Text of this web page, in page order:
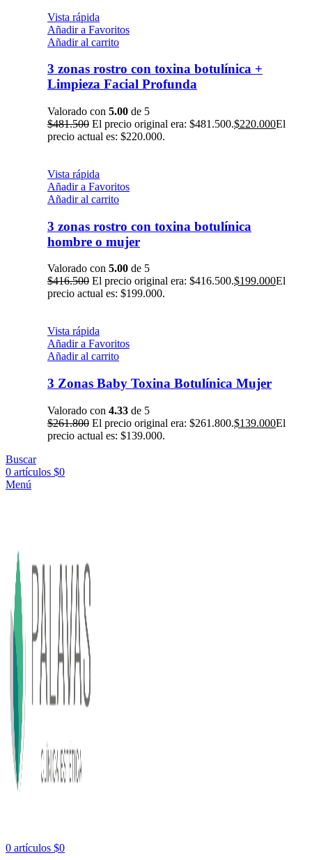
Vista rápida
Añadir a Favoritos
Añadir al carrito
3 zonas rostro con toxina botulínica +
Limpieza Facial Profunda
Valorado con 5.00 de 5
$481.500 El precio original era: $481.500.$220.000El
precio actual es: $220.000.
Vista rápida
Añadir a Favoritos
Añadir al carrito
3 zonas rostro con toxina botulínica
hombre o mujer
Valorado con 5.00 de 5
$416.500 El precio original era: $416.500.$199.000El
precio actual es: $199.000.
Vista rápida
Añadir a Favoritos
Añadir al carrito
3 Zonas Baby Toxina Botulínica Mujer
Valorado con 4.33 de 5
$261.800 El precio original era: $261.800.$139.000El
precio actual es: $139.000.
Buscar
0 artículos $0
Menú
0 artículos $0